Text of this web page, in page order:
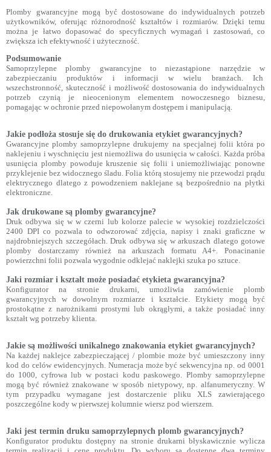
Plomby gwarancyjne mogą być dostosowane do indywidualnych potrzeb
użytkowników, oferując różnorodność kształtów i rozmiarów. Dzięki temu
można je łatwo dopasować do specyficznych wymagań i zastosowań, co
zwiększa ich efektywność i użyteczność.
Podsumowanie
Samoprzylepne plomby gwarancyjne to niezastąpione narzędzie w
zabezpieczaniu produktów i informacji w wielu branżach. Ich
wszechstronność, skuteczność i możliwość dostosowania do indywidualnych
potrzeb czynią je nieocenionym elementem nowoczesnego biznesu,
pomagając w ochronie przed niepowołanym dostępem i manipulacją.
Jakie podłoża stosuje się do drukowania etykiet gwarancyjnych?
Gwarancyjne plomby samoprzylepne drukujemy na specjalnej folii która po
naklejeniu i wyschnięciu jest niemożliwa do usunięcia w całości. Każda próba
usunięcia plomby powoduje kruszenie się folii i uniemożliwiając ponowne
przyklejenie bez widocznego śladu. Folia którą stosujemy nie przewodzi prądu
elektrycznego dlatego z powodzeniem naklejane są bezpośrednio na płytki
elektroniczne.
Jak drukowane są plomby gwarancyjne?
Druk odbywa się w w czerni lub kolorze palecie w wysokiej rozdzielczości
2400 DPI co pozwala to odwzorować zdjęcia, napisy i znaki graficzne w
najdrobniejszych szczegółach. Druk odbywa się w arkuszach dlatego gotowe
plomby dostarczamy również na arkuszach formatu A4+. Ponacinanie
powierzchni folii pozwala wygodnie odklejać naklejki szuka po sztuce.
Jaki rozmiar i kształt może posiadać etykieta gwarancyjna?
Konfigurator na stronie drukarni, umożliwia zamówienie plomb
gwarancyjnych w dowolnym rozmiarze i kształcie. Etykiety mogą być
prostokątne z narożnikami prostymi lub okrągłymi, a także posiadać inny
kształt wg potrzeby klienta.
Jakie są możliwości unikalnego znakowania etykiet gwarancyjnych?
Na każdej naklejce zabezpieczającej / plombie może być umieszczony inny
kod do celów ewidencyjnych. Numeracja może być sekwencyjna np. od 0001
do 1000, cyfrowa lub w postaci kodu paskowego. Plomby samoprzylepne
mogą być również znakowane w sposób nietypowy, np. alfanumeryczny. W
tym przypadku wymagane jest dostarczenie pliku XLS zawierającego
poszczególne kody w pierwszej kolumnie wiersz pod wierszem.
Jaki jest termin druku samoprzylepnych plomb gwarancyjnych?
Konfigurator produktu dostępny na stronie drukarni błyskawicznie wylicza